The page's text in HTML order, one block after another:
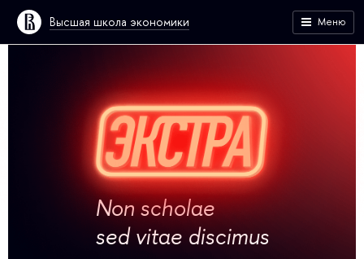
Высшая школа экономики Меню
Non scholae
sed vitae discimus